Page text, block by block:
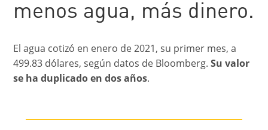
menos agua, más dinero.
El agua cotizó en enero de 2021, su primer mes, a
499.83 dólares, según datos de Bloomberg.Su valor
se ha duplicado en dos años.